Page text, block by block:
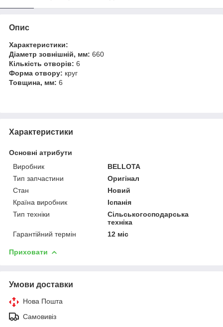
Опис
Характеристики:
Діаметр зовнішній, мм: 660
Кількість отворів: 6
Форма отвору: круг
Товщина, мм: 6
Характеристики
Основні атрибути
Виробник
BELLOTA
Тип запчастини
Оригінал
Стан
Новий
Країна виробник
Іспанія
Тип техніки
Сільськогосподарська
техніка
Гарантійний термін
12 міс
Приховати
Умови доставки
Нова Пошта
Самовивіз